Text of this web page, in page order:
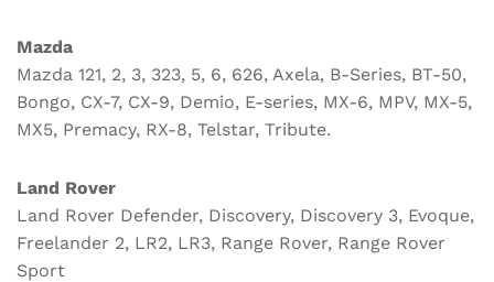
Mazda
Mazda 121, 2, 3, 323, 5, 6, 626, Axela, B-Series, BT-50,
Bongo, CX-7, CX-9, Demio, E-series, MX-6, MPV, MX-5,
MX5, Premacy, RX-8, Telstar, Tribute.
Land Rover
Land Rover Defender, Discovery, Discovery 3, Evoque,
Freelander 2, LR2, LR3, Range Rover, Range Rover
Sport